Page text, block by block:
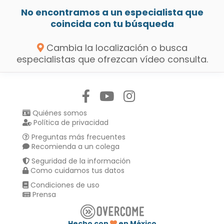
No encontramos a un especialista que
coincida con tu búsqueda
Cambia la localización o busca
especialistas que ofrezcan vídeo consulta.
Quiénes somos
Política de privacidad
Preguntas más frecuentes
Recomienda a un colega
Seguridad de la información
Como cuidamos tus datos
Condiciones de uso
Prensa